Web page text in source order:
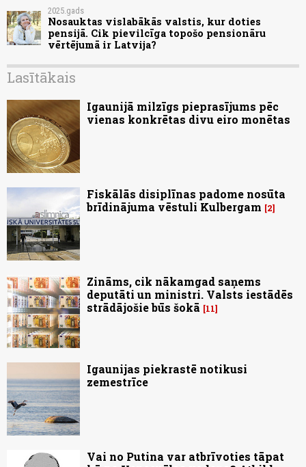
2025.gads
Nosauktas vislabākās valstis, kur doties
pensijā. Cik pievilcīga topošo pensionāru
vērtējumā ir Latvija?
Lasītākais
Igaunijā milzīgs pieprasījums pēc
vienas konkrētas divu eiro monētas
Fiskālās disiplīnas padome nosūta
brīdinājuma vēstuli Kulbergam
2
Zināms, cik nākamgad saņems
deputāti un ministri. Valsts iestādēs
strādājošie būs šokā
11
Igaunijas piekrastē notikusi
zemestrīce
Vai no Putina var atbrīvoties tāpat